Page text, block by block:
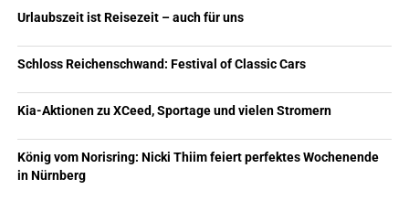
Urlaubszeit ist Reisezeit – auch für uns
Schloss Reichenschwand: Festival of Classic Cars
Kia-Aktionen zu XCeed, Sportage und vielen Stromern
König vom Norisring: Nicki Thiim feiert perfektes Wochenende
in Nürnberg